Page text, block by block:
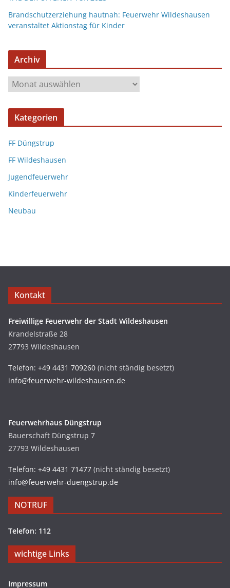
Brandschutzerziehung hautnah: Feuerwehr Wildeshausen
veranstaltet Aktionstag für Kinder
Archiv
Kategorien
FF Düngstrup
FF Wildeshausen
Jugendfeuerwehr
Kinderfeuerwehr
Neubau
Kontakt
Freiwillige Feuerwehr der Stadt Wildeshausen
Krandelstraße 28
27793 Wildeshausen
Telefon: +49 4431 709260 (nicht ständig besetzt)
info@feuerwehr-wildeshausen.de
Feuerwehrhaus Düngstrup
Bauerschaft Düngstrup 7
27793 Wildeshausen
Telefon: +49 4431 71477 (nicht ständig besetzt)
info@feuerwehr-duengstrup.de
NOTRUF
Telefon: 112
wichtige Links
Impressum